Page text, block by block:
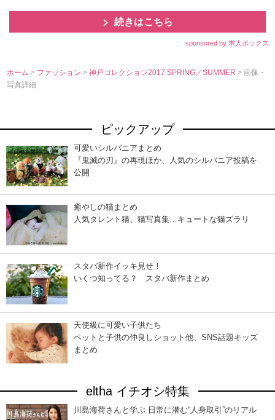
続きはこちら
sponsored by 求人ボックス
ホーム > ファッション>神戸コレクション2017 SPRING／SUMMER> 画像・
写真詳細
ピックアップ
可愛いシルバニアまとめ
『鬼滅の刃』の再現ほか、人気のシルバニア投稿を
公開
癒やしの猫まとめ
人気タレント猫、猫写真集…キュートな猫ズラリ
スタバ新作イッキ見せ！
いくつ知ってる？ スタバ新作まとめ
天使級に可愛い子供たち
ペットと子供の仲良しショット他、SNS話題キッズ
まとめ
eltha イチオシ特集
川島海荷さんと学ぶ 日常に潜む“人身取引”のリアル